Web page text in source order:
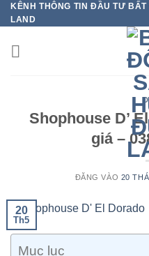
Bỏ
qua
nội
dung
KÊNH THÔNG TIN ĐẦU TƯ
LAND
Shophouse D’
giá –
ĐĂNG VÀO 20
20
Th5
Mục lục